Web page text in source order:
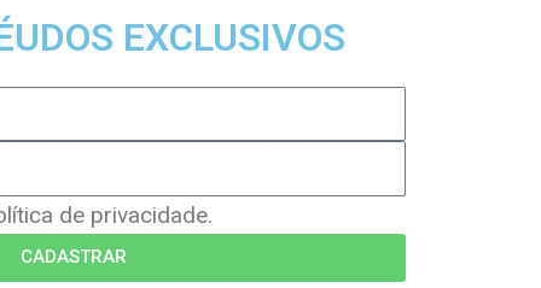
EXCLUSIVOS
de privacidade.
CADASTRAR